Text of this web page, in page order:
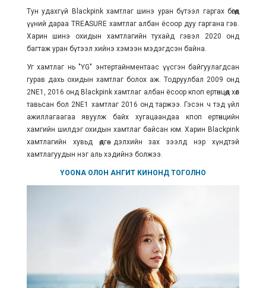
Тун удахгүй Blackpink хамтлаг шинэ уран бүтээл гаргах бөгөөд
үүний дараа TREASURE хамтлаг албан ёсоор дуу гаргана гэв.
Харин шинэ охидын хамтлагийн тухайд гэвэл 2020 онд
багтаж уран бүтээл хийнэ хэмээн мэдэгдсэн байна.
Уг хамтлаг нь "YG" энтертайнментаас үүсгэн байгуулагдсан
гурав дахь охидын хамтлаг болох аж. Тодруулбал 2009 онд
2NE1, 2016 онд Blackpink хамтлаг албан ёсоор кпоп ертөнцөд хөл
тавьсан бол 2NE1 хамтлаг 2016 онд таржээ. Гэсэн ч тэд үйл
ажиллагаагаа явуулж байх хугацаандаа кпоп ертөнцийн
хамгийн шилдэг охидын хамтлаг байсан юм. Харин Blackpink
хамтлагийн хувьд өдгөө дэлхийн зах зээлд нэр хүндтэй
хамтлагуудын нэг аль хэдийнэ болжээ.
YOONA ОЛОН АНГИТ КИНОНД ТОГОЛНО